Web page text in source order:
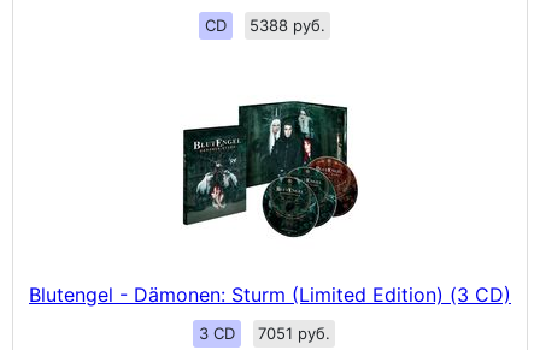
CD 5388 руб.
Blutengel - Dämonen: Sturm (Limited Edition) (3 CD)
3 CD 7051 руб.